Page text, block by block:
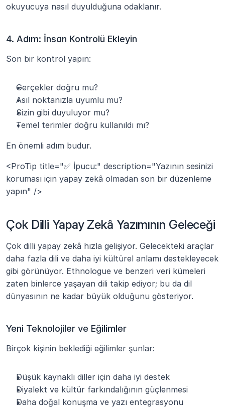
okuyucuya nasıl duyulduğuna odaklanır.
4. Adım: İnsan Kontrolü Ekleyin
Son bir kontrol yapın:
Gerçekler doğru mu?
Asıl noktanızla uyumlu mu?
Sizin gibi duyuluyor mu?
Temel terimler doğru kullanıldı mı?
En önemli adım budur.
<ProTip title="✅ İpucu:" description="Yazının sesinizi
koruması için yapay zekâ olmadan son bir düzenleme
yapın" />
Çok Dilli Yapay Zekâ Yazımının Geleceği
Çok dilli yapay zekâ hızla gelişiyor. Gelecekteki araçlar
daha fazla dili ve daha iyi kültürel anlamı destekleyecek
gibi görünüyor. Ethnologue ve benzeri veri kümeleri
zaten binlerce yaşayan dili takip ediyor; bu da dil
dünyasının ne kadar büyük olduğunu gösteriyor.
Yeni Teknolojiler ve Eğilimler
Birçok kişinin beklediği eğilimler şunlar:
Düşük kaynaklı diller için daha iyi destek
Diyalekt ve kültür farkındalığının güçlenmesi
Daha doğal konuşma ve yazı entegrasyonu